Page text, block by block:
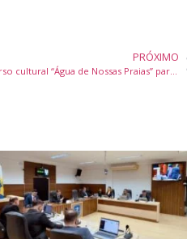
PRÓXIMO
Águas de Bombinhas lança concurso cultural “Água de Nossas Praias” para alunos da rede municipal em 2025